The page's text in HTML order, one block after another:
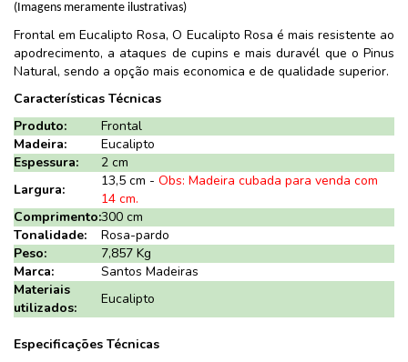
(Imagens meramente ilustrativas)
Frontal em Eucalipto Rosa, O Eucalipto Rosa é mais resistente ao
apodrecimento, a ataques de cupins e mais duravél que o Pinus
Natural, sendo a opção mais economica e de qualidade superior.
Características Técnicas
Produto:
Frontal
Madeira:
Eucalipto
Espessura:
2 cm
Largura:
13,5 cm - Obs: Madeira cubada para venda com
14 cm.
Comprimento:300 cm
Tonalidade:
Rosa-pardo
Peso:
7,857 Kg
Marca:
Santos Madeiras
Materiais
utilizados:
Eucalipto
Especificações Técnicas